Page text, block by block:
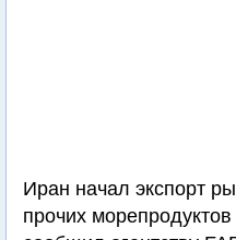
Иран начал экспорт
прочих